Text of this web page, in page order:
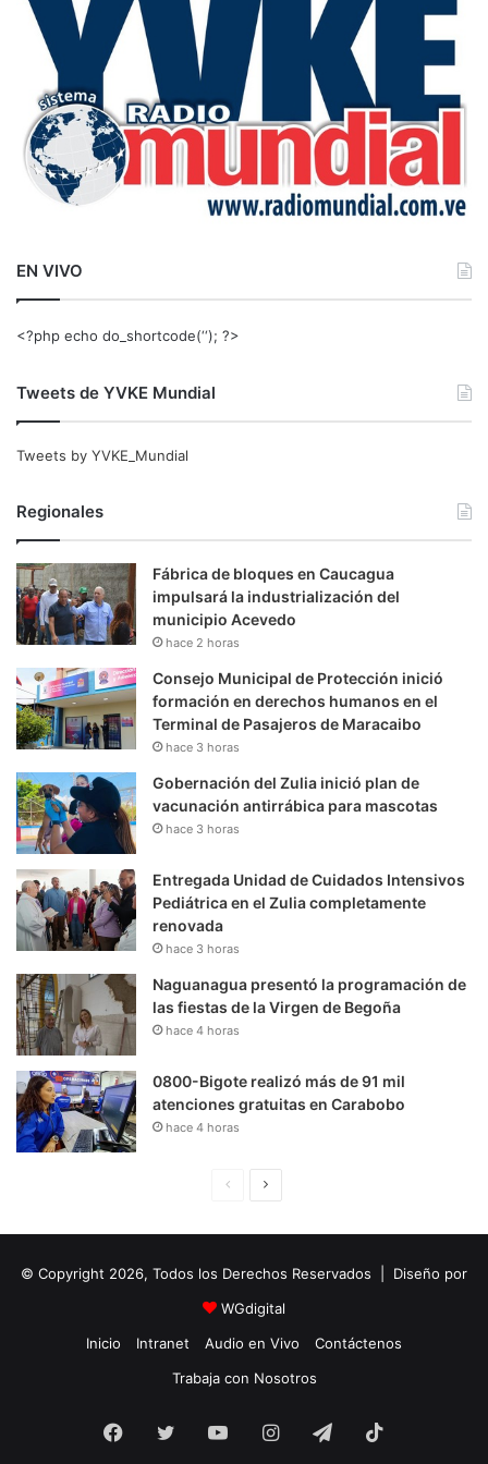
EN VIVO
<?php echo do_shortcode(‘‘); ?>
Tweets de YVKE Mundial
Tweets by YVKE_Mundial
Regionales
Fábrica de bloques en Caucagua
impulsará la industrialización del
municipio Acevedo
hace 2 horas
Consejo Municipal de Protección inició
formación en derechos humanos en el
Terminal de Pasajeros de Maracaibo
hace 3 horas
Gobernación del Zulia inició plan de
vacunación antirrábica para mascotas
hace 3 horas
Entregada Unidad de Cuidados Intensivos
Pediátrica en el Zulia completamente
renovada
hace 3 horas
Naguanagua presentó la programación de
las fiestas de la Virgen de Begoña
hace 4 horas
0800-Bigote realizó más de 91 mil
atenciones gratuitas en Carabobo
hace 4 horas
i
n
a
u
i
e
e
© Copyright 2026, Todos los Derechos Reservados | Diseño por
WGdigital
Inicio
Intranet Audio en Vivo
Contáctenos
Trabaja con Nosotros
Facebook
Twitter YouTubeInstagramTelegram